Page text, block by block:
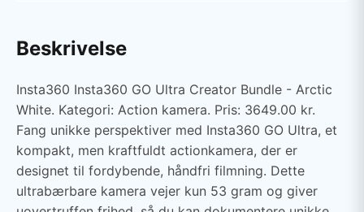
Beskrivelse
Insta360 Insta360 GO Ultra Creator Bundle - Arctic
White. Kategori: Action kamera. Pris: 3649.00 kr.
Fang unikke perspektiver med Insta360 GO Ultra, et
kompakt, men kraftfuldt actionkamera, der er
designet til fordybende, håndfri filmning. Dette
ultrabærbare kamera vejer kun 53 gram og giver